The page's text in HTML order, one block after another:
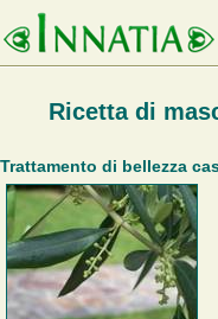
Ricetta di
Trattamento di bellezza